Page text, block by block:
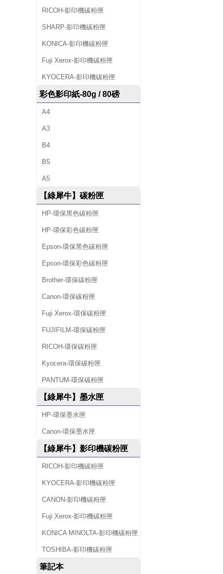
RICOH-影印機碳粉匣
SHARP-影印機碳粉匣
KONICA-影印機碳粉匣
Fuji Xerox-影印機碳粉匣
KYOCERA-影印機碳粉匣
彩色影印紙-80g / 80磅
A4
A3
B4
B5
A5
【綠犀牛】碳粉匣
HP-環保黑色碳粉匣
HP-環保彩色碳粉匣
Epson-環保黑色碳粉匣
Epson-環保彩色碳粉匣
Brother-環保碳粉匣
Canon-環保碳粉匣
Fuji Xerox-環保碳粉匣
FUJIFILM-環保碳粉匣
RICOH-環保碳粉匣
Kyocera-環保碳粉匣
PANTUM-環保碳粉匣
【綠犀牛】墨水匣
HP-環保墨水匣
Canon-環保墨水匣
【綠犀牛】影印機碳粉匣
RICOH-影印機碳粉匣
KYOCERA-影印機碳粉匣
CANON-影印機碳粉匣
Fuji Xerox-影印機碳粉匣
KONICA MINOLTA-影印機碳粉匣
TOSHIBA-影印機碳粉匣
筆記本